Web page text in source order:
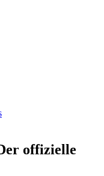
offizielle